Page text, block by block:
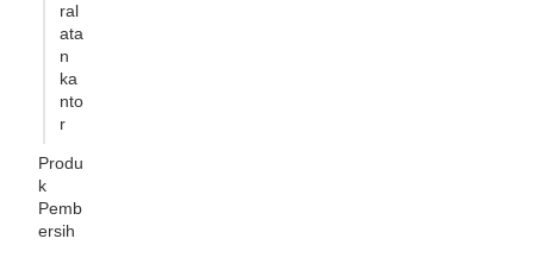
ral
ata
n
ka
nto
r
Produ
k
Pemb
ersih